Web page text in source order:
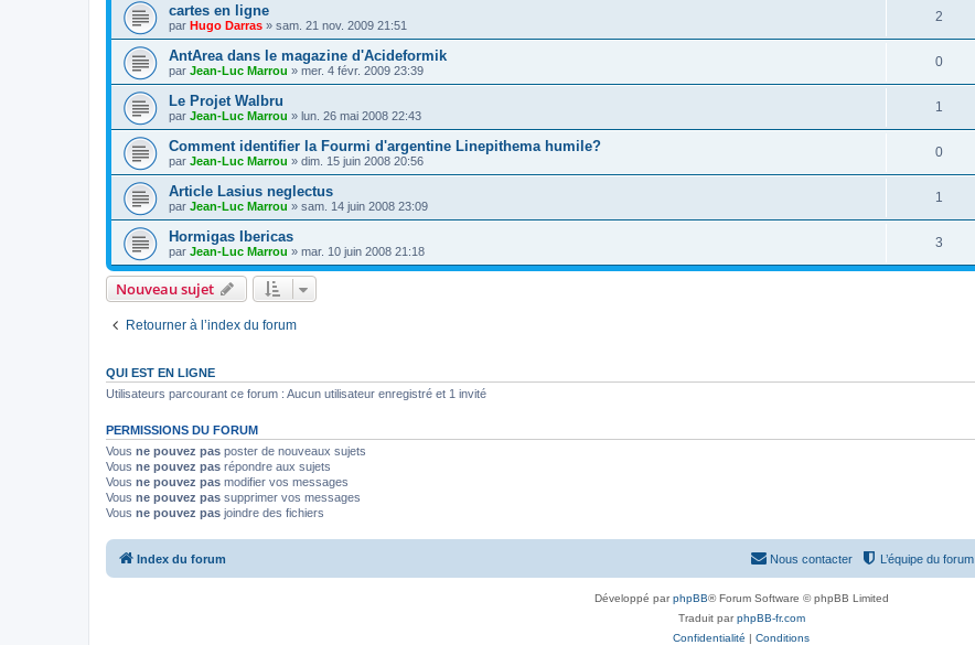
cartes en ligne
par Hugo Darras » sam. 21 nov. 2009 21:51
2
AntArea dans le magazine d'Acideformik
par Jean-Luc Marrou » mer. 4 févr. 2009 23:39
0
Le Projet Walbru
par Jean-Luc Marrou » lun. 26 mai 2008 22:43
1
Comment identifier la Fourmi d'argentine Linepithema humile?
par Jean-Luc Marrou » dim. 15 juin 2008 20:56
0
Article Lasius neglectus
par Jean-Luc Marrou » sam. 14 juin 2008 23:09
1
Hormigas Ibericas
par Jean-Luc Marrou » mar. 10 juin 2008 21:18
3
Nouveau sujet
Retourner à l’index du forum
QUI EST EN LIGNE
Utilisateurs parcourant ce forum : Aucun utilisateur enregistré et 1 invité
PERMISSIONS DU FORUM
Vous ne pouvez pas poster de nouveaux sujets
Vous ne pouvez pas répondre aux sujets
Vous ne pouvez pas modifier vos messages
Vous ne pouvez pas supprimer vos messages
Vous ne pouvez pas joindre des fichiers
Index du forum L’équipe du forum
Nous contacter
Développé parphpBB® Forum Software © phpBB Limited
Traduit parphpBB-fr.com
Confidentialité | Conditions